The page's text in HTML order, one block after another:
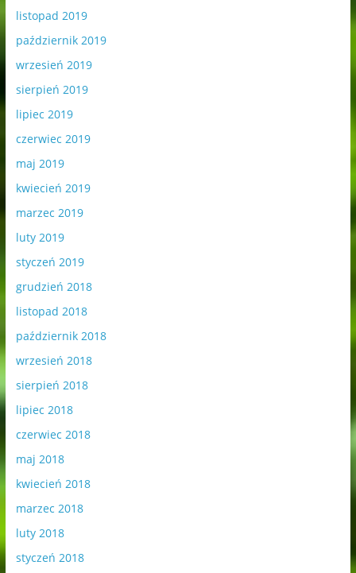
listopad 2019
październik 2019
wrzesień 2019
sierpień 2019
lipiec 2019
czerwiec 2019
maj 2019
kwiecień 2019
marzec 2019
luty 2019
styczeń 2019
grudzień 2018
listopad 2018
październik 2018
wrzesień 2018
sierpień 2018
lipiec 2018
czerwiec 2018
maj 2018
kwiecień 2018
marzec 2018
luty 2018
styczeń 2018